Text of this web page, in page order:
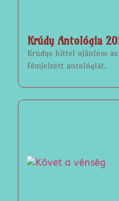
Krúdy Antológia
Krúdys hittel ajánlom
fémjelzett antológiát.